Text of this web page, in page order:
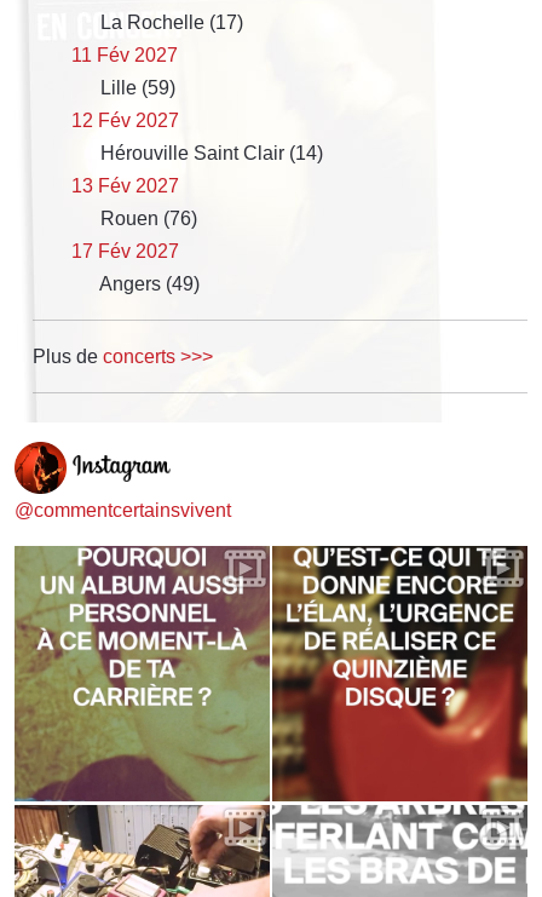
La Rochelle (17)
11 Fév 2027
Lille (59)
12 Fév 2027
Hérouville Saint Clair (14)
13 Fév 2027
Rouen (76)
17 Fév 2027
Angers (49)
Plus de concerts >>>
@commentcertainsvivent